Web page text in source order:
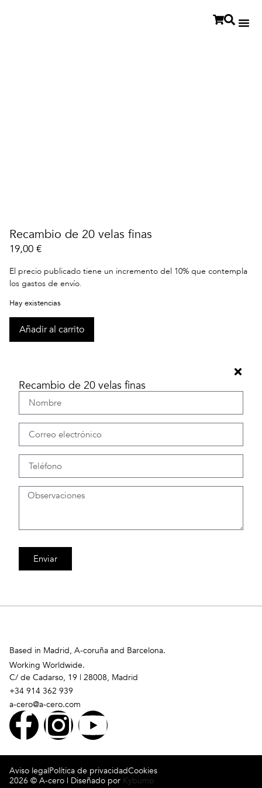
Recambio de 20 velas finas
19,00 €
El precio publicado tiene un incremento del 10% que contempla
los gastos de envío.
Hay existencias
Añadir al carrito
Recambio de 20 velas finas
Enviar
C/ de Cadarso, 19 | 28008, Madrid
+34 914 362 939
a-cero@a-cero.com
Based in Madrid, A-coruña and Barcelona.
Working Worldwide.
2026 © A-cero | Diseñado por Kybumo
Aviso legalPolítica de privacidadCookies